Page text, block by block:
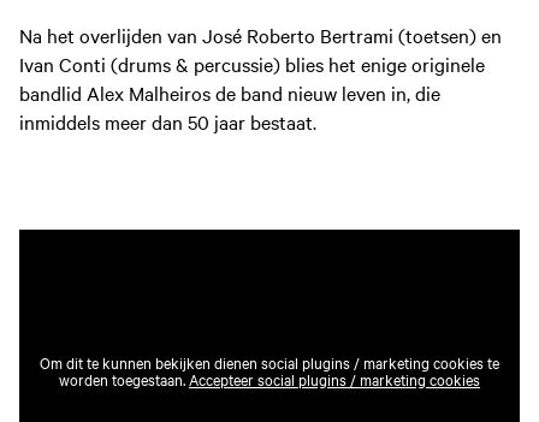
Na het overlijden van José Roberto Bertrami (toetsen) en
Ivan Conti (drums & percussie) blies het enige originele
bandlid Alex Malheiros de band nieuw leven in, die
inmiddels meer dan 50 jaar bestaat.
Om dit te kunnen bekijken dienen social plugins / marketing cookies te
worden toegestaan.Accepteer social plugins / marketing cookies